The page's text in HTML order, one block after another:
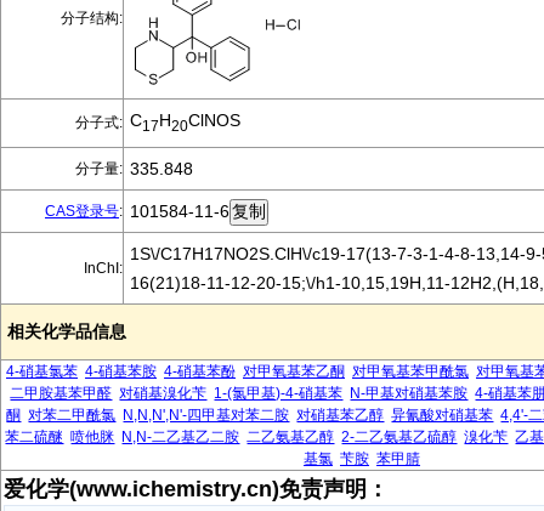
分子结构:
分子式: C17H20ClNOS
分子量: 335.848
CAS登录号: 101584-11-6
InChI:
1S\/C17H17NO2S.ClH\/c19-17(13-7-3-1-4-8-13,14-
16(21)18-11-12-20-15;\/h1-10,15,19H,11-
相关化学品信息
4-硝基氯苯 4-硝基苯胺 4-硝基苯酚 对甲氧基苯乙酮 对甲氧基苯甲酰氯 对甲氧基
二甲胺基苯甲醛 对硝基溴化苄 1-(氯甲基)-4-硝基苯 N-甲基对硝基苯胺 4-硝基苯
酮 对苯二甲酰氯 N,N,N',N'-四甲基对苯二胺 对硝基苯乙醇 异氰酸对硝基苯 4,4'-
苯二硫醚 喷他脒 N,N-二乙基乙二胺 二乙氨基乙醇 2-二乙氨基乙硫醇 溴化苄 乙
基氯 苄胺 苯甲腈
爱化学(www.ichemistry.cn)免责声明：